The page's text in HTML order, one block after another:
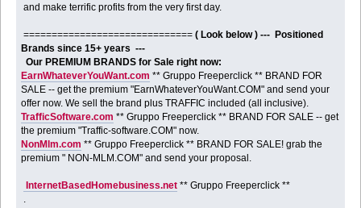
and make terrific profits from the very first day.
==============================( Look below ) --- Positioned
Brands since 15+ years ---
Our PREMIUM BRANDS for Sale right now:
EarnWhateverYouWant.com ** Gruppo Freeperclick ** BRAND FOR
SALE -- get the premium "EarnWhateverYouWant.COM" and send your
offer now. We sell the brand plus TRAFFIC included (all inclusive).
TrafficSoftware.com ** Gruppo Freeperclick ** BRAND FOR SALE -- get
the premium "Traffic-software.COM" now.
NonMlm.com ** Gruppo Freeperclick ** BRAND FOR SALE! grab the
premium " NON-MLM.COM" and send your proposal.
InternetBasedHomebusiness.net ** Gruppo Freeperclick **